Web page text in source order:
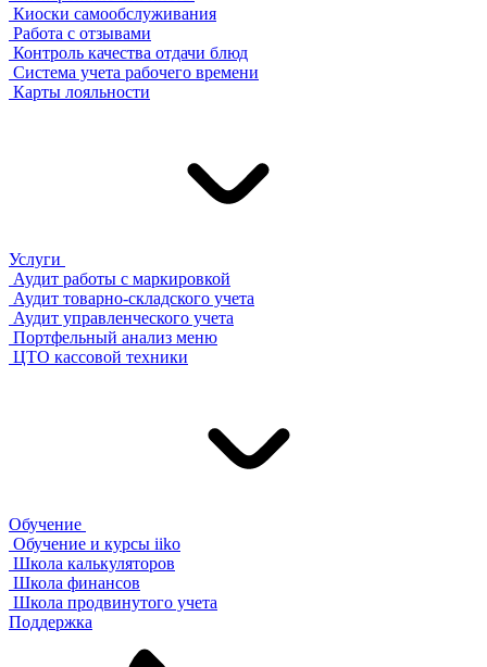
Киоски самообслуживания
Работа с отзывами
Контроль качества отдачи блюд
Система учета рабочего времени
Карты лояльности
Услуги
Аудит работы с маркировкой
Аудит товарно-складского учета
Аудит управленческого учета
Портфельный анализ меню
ЦТО кассовой техники
Обучение
Обучение и курсы iiko
Школа калькуляторов
Школа финансов
Школа продвинутого учета
Поддержка